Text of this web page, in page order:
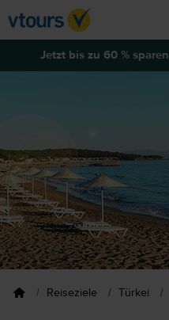
Jetzt bis zu 60 % sparen
Reiseziele Türkei